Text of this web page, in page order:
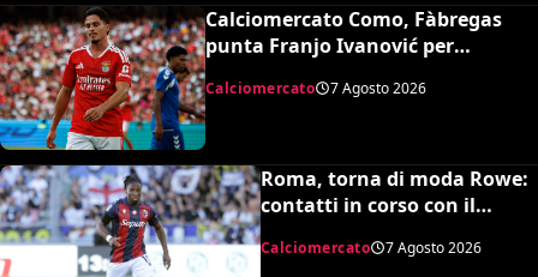
Calciomercato Como, Fàbregas
punta Franjo Ivanović per
l’attacco: il punto sulla trattativa
Calciomercato 7 Agosto 2026
Roma, torna di moda Rowe:
contatti in corso con il
Bologna
Calciomercato 7 Agosto 2026